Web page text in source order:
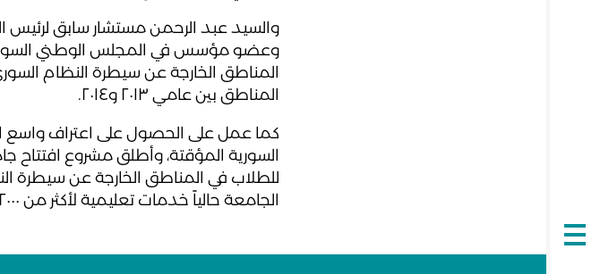
Open
والسيد عبد الرحمن مستشار سابق لرئيس
وعضو مؤسس في المجلس الوطني
المناطق الخارجة عن سيطرة النظام
المناطق بين عامي ٢٠١٣ و٢٠١٤.
كما عمل على الحصول على اعتراف واسع
للطلاب في المناطق الخارجة عن سيطرة
الجامعة حالياً خدمات تعليمية لأكثر من ١٢٠٠٠ طالب.